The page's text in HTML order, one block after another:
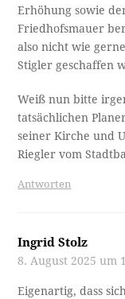
Erhöhung sowie
Friedhofsmauer
also nicht wie
Stigler geschaffen
Weiß nun bitte
tatsächlichen
seiner Kirche und
Riegler vom
Antworten
Ingrid Stolz
8. August 2025 um
Eigenartig, dass